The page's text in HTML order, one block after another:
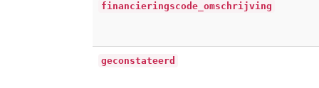
financieringscode_omschrijving
geconstateerd